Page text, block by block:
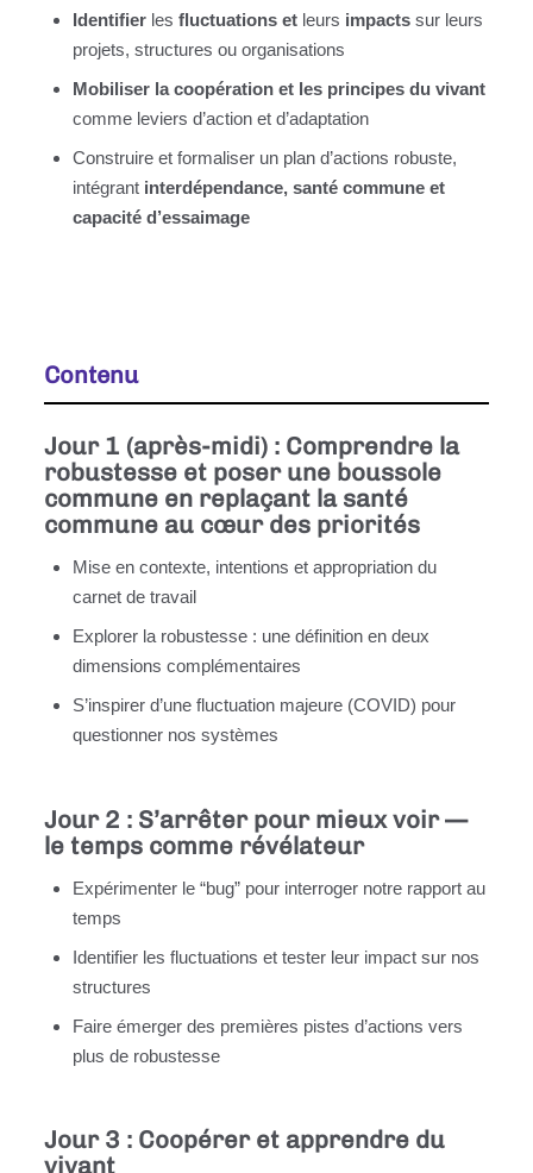
Identifier les fluctuations et leurs impacts sur leurs
projets, structures ou organisations
Mobiliser la coopération et les principes du vivant
comme leviers d’action et d’adaptation
Construire et formaliser un plan d’actions robuste,
intégrant interdépendance, santé commune et
capacité d’essaimage
Contenu
Jour 1 (après-midi) : Comprendre la
robustesse et poser une boussole
commune en replaçant la santé
commune au cœur des priorités
Mise en contexte, intentions et appropriation du
carnet de travail
Explorer la robustesse : une définition en deux
dimensions complémentaires
S’inspirer d’une fluctuation majeure (COVID) pour
questionner nos systèmes
Jour 2 : S’arrêter pour mieux voir —
le temps comme révélateur
Expérimenter le “bug” pour interroger notre rapport au
temps
Identifier les fluctuations et tester leur impact sur nos
structures
Faire émerger des premières pistes d’actions vers
plus de robustesse
Jour 3 : Coopérer et apprendre du
vivant